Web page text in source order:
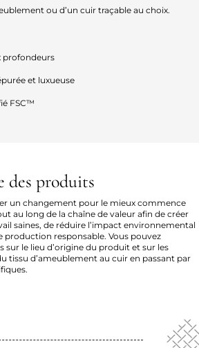
ou d’un cuir traçable au choix.
profondeurs
et luxueuse
FSC™
des produits
un changement pour le mieux commence
au long de la chaîne de valeur afin de créer
saines, de réduire l’impact environnemental
responsable. Vous pouvez
sur le lieu d’origine du produit et sur les
tissu d’ameublement au cuir en passant par